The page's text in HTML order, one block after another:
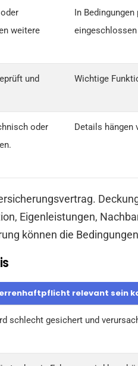
weitere
In
und
Wichtige
oder
Details hängen
Eigenleistungen,
können die
relevant sein
schlecht gesichert und